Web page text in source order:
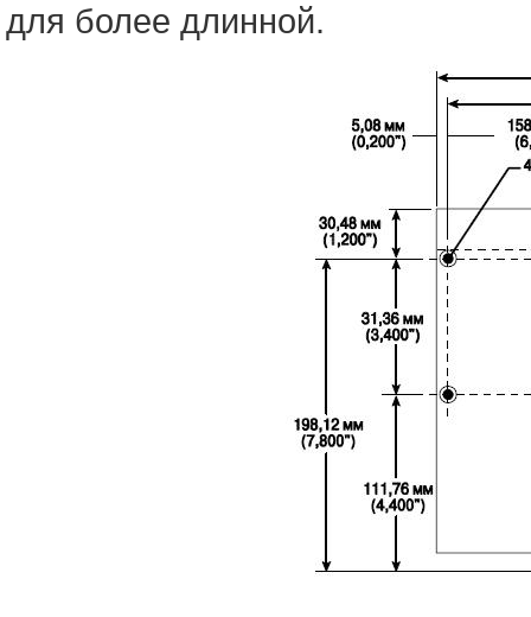
для более длинной.